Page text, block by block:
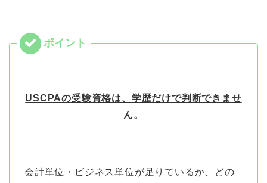
USCPAの受験資格は、学歴だけで判断できませ
ん。
会計単位・ビジネス単位が足りているか、どの